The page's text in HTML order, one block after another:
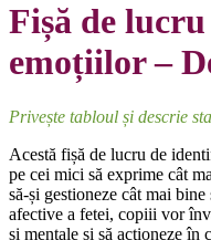
Fișă de
emoțiilor –
Privește tabloul și descrie
Acestă fișă de lucru de
pe cei mici să exprime cât
să-și gestioneze cât mai
afective a fetei, copiii vor
și mentale și să acţioneze în